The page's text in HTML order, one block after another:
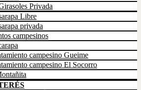
Privada
Libre
privada
campesinos
campesino Gueime
campesino El Socorro